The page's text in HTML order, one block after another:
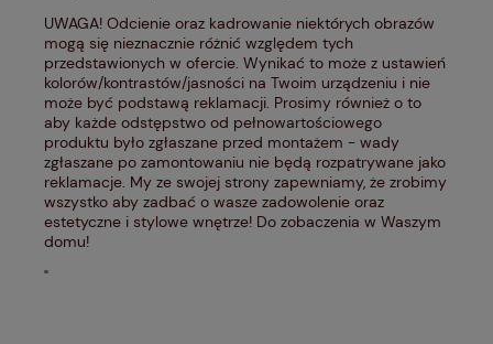
UWAGA! Odcienie oraz kadrowanie niektórych obrazów
mogą się nieznacznie różnić względem tych
przedstawionych w ofercie. Wynikać to może z ustawień
kolorów/kontrastów/jasności na Twoim urządzeniu i nie
może być podstawą reklamacji. Prosimy również o to
aby każde odstępstwo od pełnowartościowego
produktu było zgłaszane przed montażem - wady
zgłaszane po zamontowaniu nie będą rozpatrywane jako
reklamacje. My ze swojej strony zapewniamy, że zrobimy
wszystko aby zadbać o wasze zadowolenie oraz
estetyczne i stylowe wnętrze! Do zobaczenia w Waszym
domu!
"